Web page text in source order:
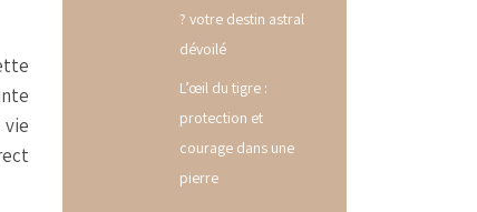
? votre destin astral
dévoilé
L’œil du tigre :
protection et
courage dans une
pierre